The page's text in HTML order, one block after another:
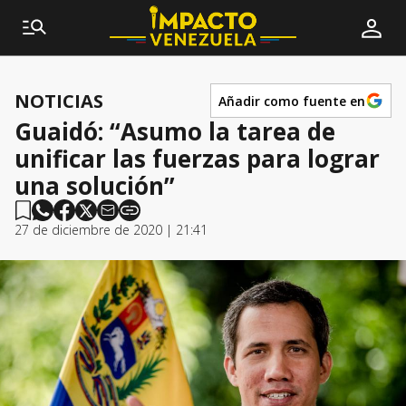
NOTICIAS Añadir como fuente en
Guaidó: “Asumo la tarea de
unificar las fuerzas para lograr
una solución”
27 de diciembre de 2020 | 21:41